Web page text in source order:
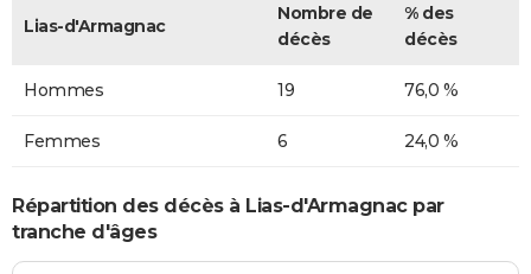
Lias-d'Armagnac
Nombre de
décès
% des
décès
Hommes 19 76,0 %
Femmes 6 24,0 %
Répartition des décès à Lias-d'Armagnac par
tranche d'âges